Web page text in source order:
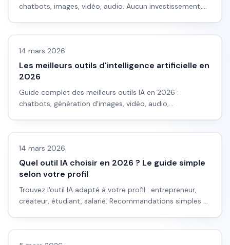
chatbots, images, vidéo, audio. Aucun investissement,
Avis outils/services
14 mars 2026
Les meilleurs outils d'intelligence artificielle en
2026
Guide complet des meilleurs outils IA en 2026 :
chatbots, génération d'images, vidéo, audio,
Avis outils/services
14 mars 2026
Quel outil IA choisir en 2026 ? Le guide simple
selon votre profil
Trouvez l'outil IA adapté à votre profil : entrepreneur,
créateur, étudiant, salarié. Recommandations simples et
Avis outils/services